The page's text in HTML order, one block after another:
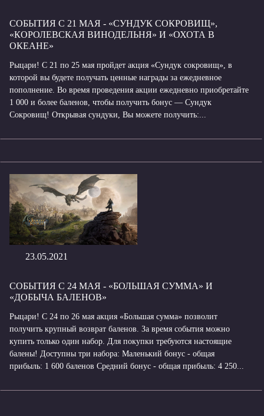
СОБЫТИЯ С 21 МАЯ - «СУНДУК СОКРОВИЩ»,
«КОРОЛЕВСКАЯ ВИНОДЕЛЬНЯ» И «ОХОТА В
ОКЕАНЕ»
Рыцари! С 21 по 25 мая пройдет акция «Сундук сокровищ», в
которой вы будете получать ценные награды за ежедневное
пополнение. Во время проведения акции ежедневно приобретайте
1 000 и более баленов, чтобы получить бонус — Сундук
Сокровищ! Открывая сундуки, Вы можете получить:...
23.05.2021
СОБЫТИЯ С 24 МАЯ - «БОЛЬШАЯ СУММА» И
«ДОБЫЧА БАЛЕНОВ»
Рыцари! С 24 по 26 мая акция «Большая сумма» позволит
получить крупный возврат баленов. За время события можно
купить только один набор. Для покупки требуются настоящие
балены! Доступны три набора: Маленький бонус - общая
прибыль: 1 600 баленов Средний бонус - общая прибыль: 4 250...